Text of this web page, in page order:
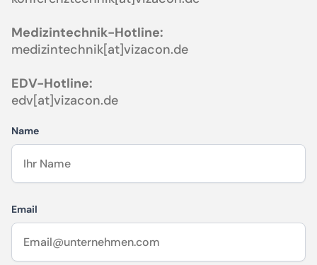
Medizintechnik-Hotline:
medizintechnik[at]vizacon.de
EDV-Hotline:
edv[at]vizacon.de
Name
Email